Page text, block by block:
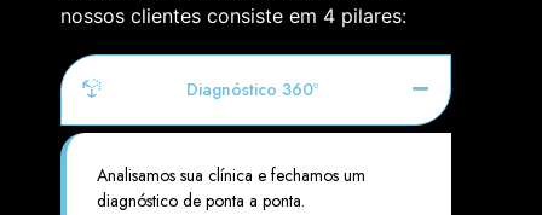
nossos clientes consiste em 4 pilares:
Diagnóstico 360º
Analisamos sua clínica e fechamos um
diagnóstico de ponta a ponta.